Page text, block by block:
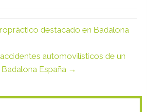
destacado en Badalona
automovilísticos de un
España →